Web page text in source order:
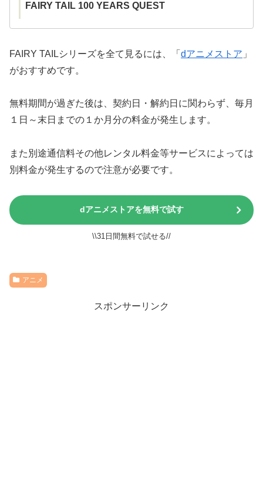
FAIRY TAIL 100 YEARS QUEST
FAIRY TAILシリーズを全て見るには、「 dアニメストア 」
がおすすめです。
無料期間が過ぎた後は、契約日・解約日に関わらず、毎月
１日～末日までの１か月分の料金が発生します。
また別途通信料その他レンタル料金等サービスによっては
別料金が発生するので注意が必要です。
dアニメストアを無料で試す
\\31日間無料で試せる//
アニメ
スポンサーリンク